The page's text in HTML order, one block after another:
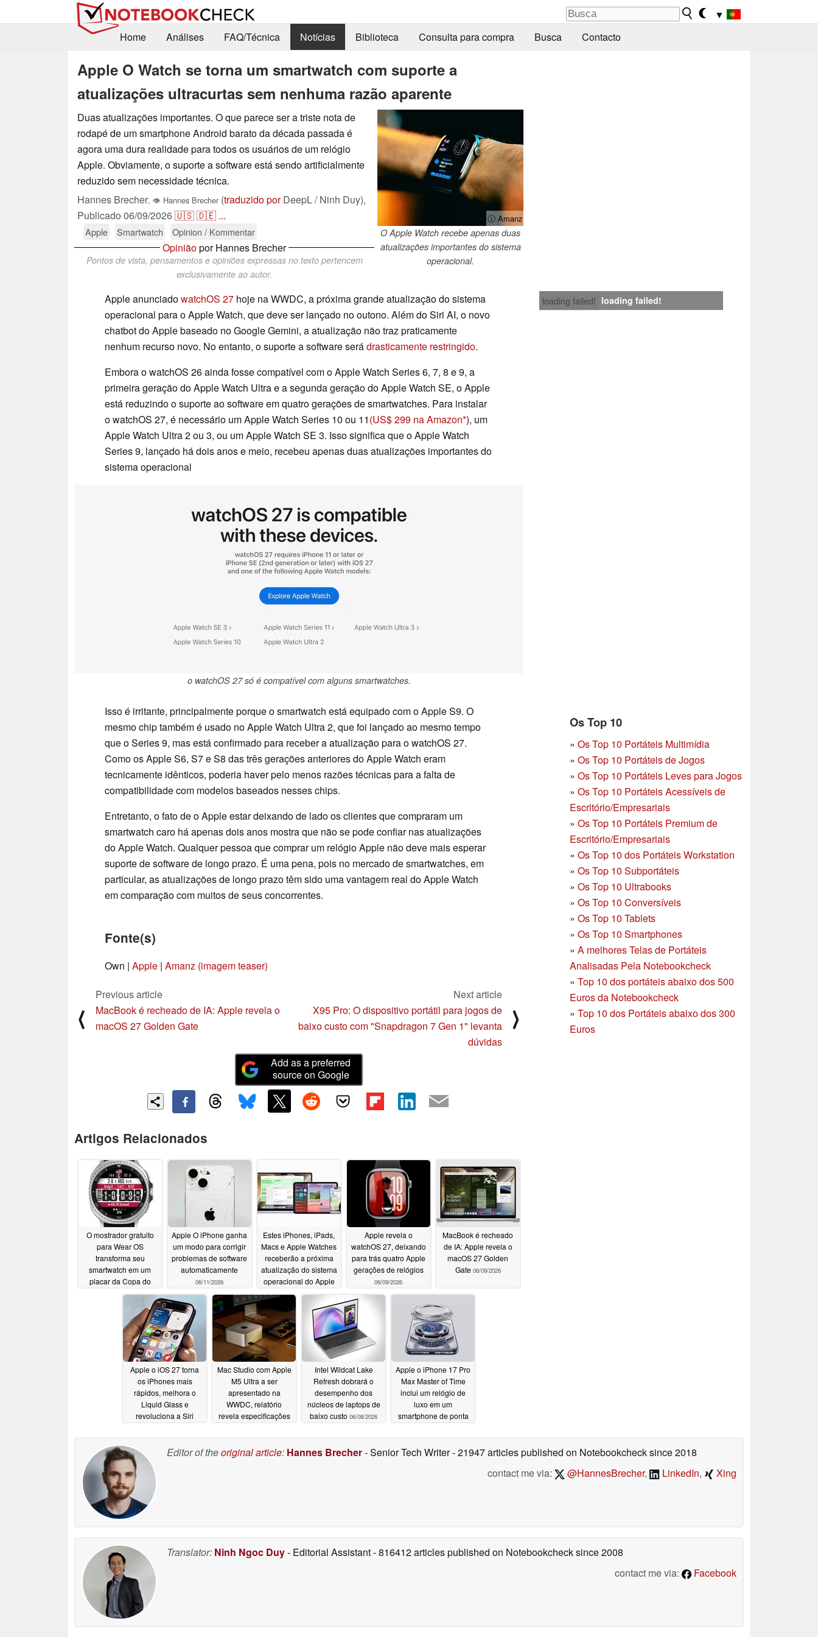
▼
Home
Análises FAQ/Técnica Notícias Biblioteca Consulta para compra Busca Contacto
Apple O Watch se torna um smartwatch com suporte a
atualizações ultracurtas sem nenhuma razão aparente
ⓘ Amanz
O Apple Watch recebe apenas duas
atualizações importantes do sistema
operacional.
Duas atualizações importantes. O que parece ser a triste nota de
rodapé de um smartphone Android barato da década passada é
agora uma dura realidade para todos os usuários de um relógio
Apple. Obviamente, o suporte a software está sendo artificialmente
reduzido sem necessidade técnica.
Hannes Brecher, 👁 Hannes Brecher (traduzido porDeepL / Ninh Duy),
Publicado 06/09/2026🇺🇸🇩🇪 ...
Apple Smartwatch Opinion / Kommentar
Opiniãopor Hannes Brecher
Pontos de vista, pensamentos e opiniões expressas no texto pertencem
exclusivamente ao autor.
loading failed! loading failed!
Apple anunciadowatchOS 27 hoje na WWDC, a próxima grande atualização do sistema
operacional para o Apple Watch, que deve ser lançado no outono. Além do Siri AI, o novo
chatbot do Apple baseado no Google Gemini, a atualização não traz praticamente
nenhum recurso novo. No entanto, o suporte a software serádrasticamente restringido.
Embora o watchOS 26 ainda fosse compatível com o Apple Watch Series 6, 7, 8 e 9, a
primeira geração do Apple Watch Ultra e a segunda geração do Apple Watch SE, o Apple
está reduzindo o suporte ao software em quatro gerações de smartwatches. Para instalar
o watchOS 27, é necessário um Apple Watch Series 10 ou 11(US$ 299 na Amazon ), um
Apple Watch Ultra 2 ou 3, ou um Apple Watch SE 3. Isso significa que o Apple Watch
Series 9, lançado há dois anos e meio, recebeu apenas duas atualizações importantes do
sistema operacional
o watchOS 27 só é compatível com alguns smartwatches.
Os Top 10
» Os Top 10 Portáteis Multimídia
» Os Top 10 Portáteis de Jogos
» Os Top 10 Portáteis Leves para Jogos
» Os Top 10 Portáteis Acessíveis de
Escritório/Empresariais
» Os Top 10 Portáteis Premium de
Escritório/Empresariais
» Os Top 10 dos Portáteis Workstation
» Os Top 10 Subportáteis
» Os Top 10 Ultrabooks
» Os Top 10 Conversíveis
» Os Top 10 Tablets
» Os Top 10 Smartphones
» A melhores Telas de Portáteis
Analisadas Pela Notebookcheck
» Top 10 dos portáteis abaixo dos 500
Euros da Notebookcheck
» Top 10 dos Portáteis abaixo dos 300
Euros
Isso é irritante, principalmente porque o smartwatch está equipado com o Apple S9. O
mesmo chip também é usado no Apple Watch Ultra 2, que foi lançado ao mesmo tempo
que o Series 9, mas está confirmado para receber a atualização para o watchOS 27.
Como os Apple S6, S7 e S8 das três gerações anteriores do Apple Watch eram
tecnicamente idênticos, poderia haver pelo menos razões técnicas para a falta de
compatibilidade com modelos baseados nesses chips.
Entretanto, o fato de o Apple estar deixando de lado os clientes que compraram um
smartwatch caro há apenas dois anos mostra que não se pode confiar nas atualizações
do Apple Watch. Qualquer pessoa que comprar um relógio Apple não deve mais esperar
suporte de software de longo prazo. É uma pena, pois no mercado de smartwatches, em
particular, as atualizações de longo prazo têm sido uma vantagem real do Apple Watch
em comparação com muitos de seus concorrentes.
Fonte(s)
Own | Apple | Amanz (imagem teaser)
⟨
Previous article
MacBook é recheado de IA: Apple revela o
macOS 27 Golden Gate
Next article
X95 Pro: O dispositivo portátil para jogos de
baixo custo com "Snapdragon 7 Gen 1" levanta
dúvidas
⟩
Add as a preferred
source on Google
Artigos Relacionados
O mostrador gratuito
para Wear OS
transforma seu
smartwatch em um
placar da Copa do
Mundo em tempo real
Apple O iPhone ganha
um modo para corrigir
problemas de software
automaticamente
06/11/2026
Estes iPhones, iPads,
Macs e Apple Watches
receberão a próxima
atualização do sistema
operacional do Apple
06/09/2026
Apple revela o
watchOS 27, deixando
para trás quatro Apple
gerações de relógios
06/09/2026
MacBook é recheado
de IA: Apple revela o
macOS 27 Golden
Gate 06/09/2026
Apple o iOS 27 torna
os iPhones mais
rápidos, melhora o
Liquid Glass e
revoluciona a Siri
Mac Studio com Apple
M5 Ultra a ser
apresentado na
WWDC, relatório
revela especificações
Intel Wildcat Lake
Refresh dobrará o
desempenho dos
núcleos de laptops de
baixo custo 06/08/2026
Apple o iPhone 17 Pro
Max Master of Time
inclui um relógio de
luxo em um
smartphone de ponta
Editor of theoriginal article: Hannes Brecher- Senior Tech Writer- 21947 articles published on Notebookchecksince 2018
contact me via:
@HannesBrecher, LinkedIn, Xing
Translator: Ninh Ngoc Duy- Editorial Assistant- 816412 articles published on Notebookchecksince 2008
contact me via:
Facebook